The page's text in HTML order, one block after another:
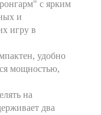
с ярким
и
игру в
удобно
мощностью,
на
два